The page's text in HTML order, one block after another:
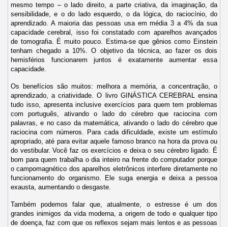
mesmo tempo – o lado direito, a parte criativa, da imaginação, da
sensibilidade, e o do lado esquerdo, o da lógica, do raciocínio, do
aprendizado. A maioria das pessoas usa em média 3 a 4% da sua
capacidade cerebral, isso foi constatado com aparelhos avançados
de tomografia. É muito pouco. Estima-se que gênios como Einstein
tenham chegado a 10%. O objetivo da técnica, ao fazer os dois
hemisférios funcionarem juntos é exatamente aumentar essa
capacidade.
Os benefícios são muitos: melhora a memória, a concentração, o
aprendizado, a criatividade. O livro GINÁSTICA CEREBRAL ensina
tudo isso, apresenta inclusive exercícios para quem tem problemas
com português, ativando o lado do cérebro que raciocina com
palavras, e no caso da matemática, ativando o lado do cérebro que
raciocina com números. Para cada dificuldade, existe um estímulo
apropriado, até para evitar aquele famoso branco na hora da prova ou
do vestibular. Você faz os exercícios e deixa o seu cérebro ligado. É
bom para quem trabalha o dia inteiro na frente do computador porque
o campomagnético dos aparelhos eletrônicos interfere diretamente no
funcionamento do organismo. Ele suga energia e deixa a pessoa
exausta, aumentando o desgaste.
Também podemos falar que, atualmente, o estresse é um dos
grandes inimigos da vida moderna, a origem de todo e qualquer tipo
de doença, faz com que os reflexos sejam mais lentos e as pessoas